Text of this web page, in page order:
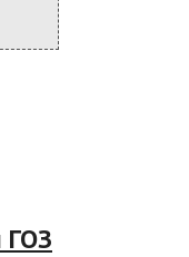
ГОЗ